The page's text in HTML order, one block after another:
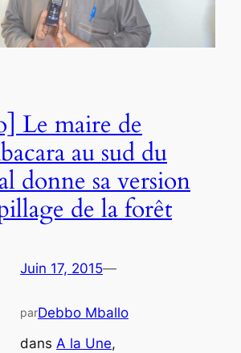
Le maire de
au sud du
donne sa version
de la forêt
Juin 17, 2015—
parDebbo Mballo
dans A la Une